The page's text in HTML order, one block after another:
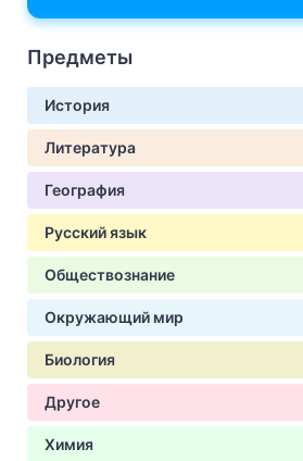
Предметы
История
Литература
География
Русский язык
Обществознание
Окружающий мир
Биология
Другое
Химия